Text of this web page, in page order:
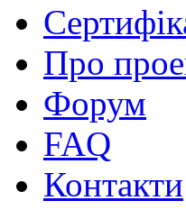
Про
Форум
FAQ
Контакти